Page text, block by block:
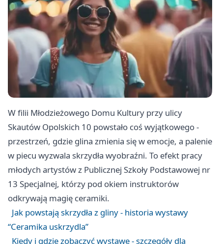
W filii Młodzieżowego Domu Kultury przy ulicy
Skautów Opolskich 10 powstało coś wyjątkowego -
przestrzeń, gdzie glina zmienia się w emocje, a palenie
w piecu wyzwala skrzydła wyobraźni. To efekt pracy
młodych artystów z Publicznej Szkoły Podstawowej nr
13 Specjalnej, którzy pod okiem instruktorów
odkrywają magię ceramiki.
Jak powstają skrzydła z gliny - historia wystawy
“Ceramika uskrzydla”
Kiedy i gdzie zobaczyć wystawę - szczegóły dla